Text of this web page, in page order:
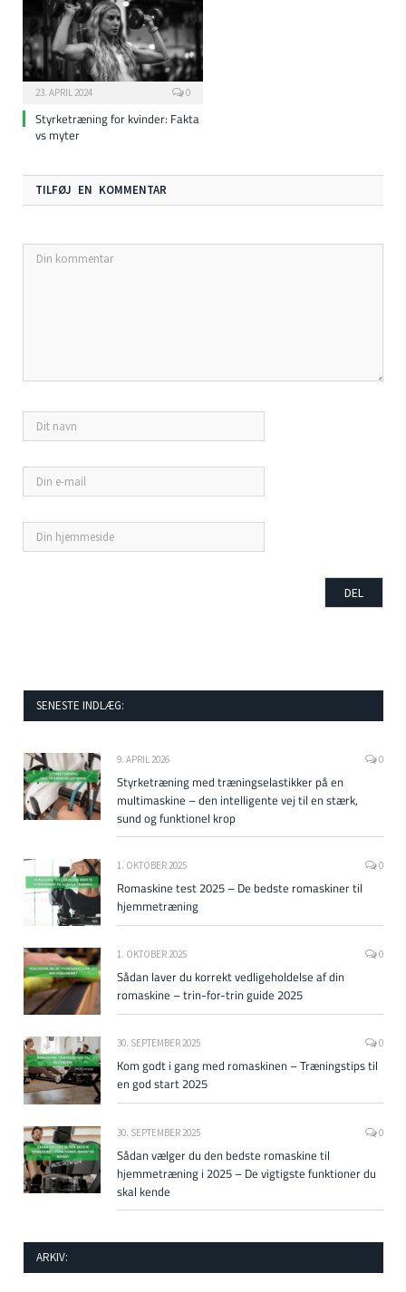
23. APRIL 2024 0
Styrketræning for kvinder: Fakta
vs myter
TILFØJ EN KOMMENTAR
SENESTE INDLÆG:
9. APRIL 2026 0
Styrketræning med træningselastikker på en
multimaskine – den intelligente vej til en stærk,
sund og funktionel krop
1. OKTOBER 2025 0
Romaskine test 2025 – De bedste romaskiner til
hjemmetræning
1. OKTOBER 2025 0
Sådan laver du korrekt vedligeholdelse af din
romaskine – trin-for-trin guide 2025
30. SEPTEMBER 2025 0
Kom godt i gang med romaskinen – Træningstips til
en god start 2025
30. SEPTEMBER 2025 0
Sådan vælger du den bedste romaskine til
hjemmetræning i 2025 – De vigtigste funktioner du
skal kende
ARKIV: